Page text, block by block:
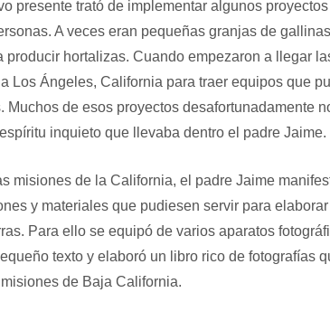
presente trató de implementar algunos
A veces eran pequeñas granjas de
hortalizas. Cuando empezaron a llegar
Los Ángeles, California para traer equipos que
Muchos de esos proyectos desafortunadamente
inquieto que llevaba dentro el padre Jaime.
misiones de la California, el padre Jaime
y materiales que pudiesen servir para
Para ello se equipó de varios aparatos
texto y elaboró un libro rico de fotografías
de Baja California.